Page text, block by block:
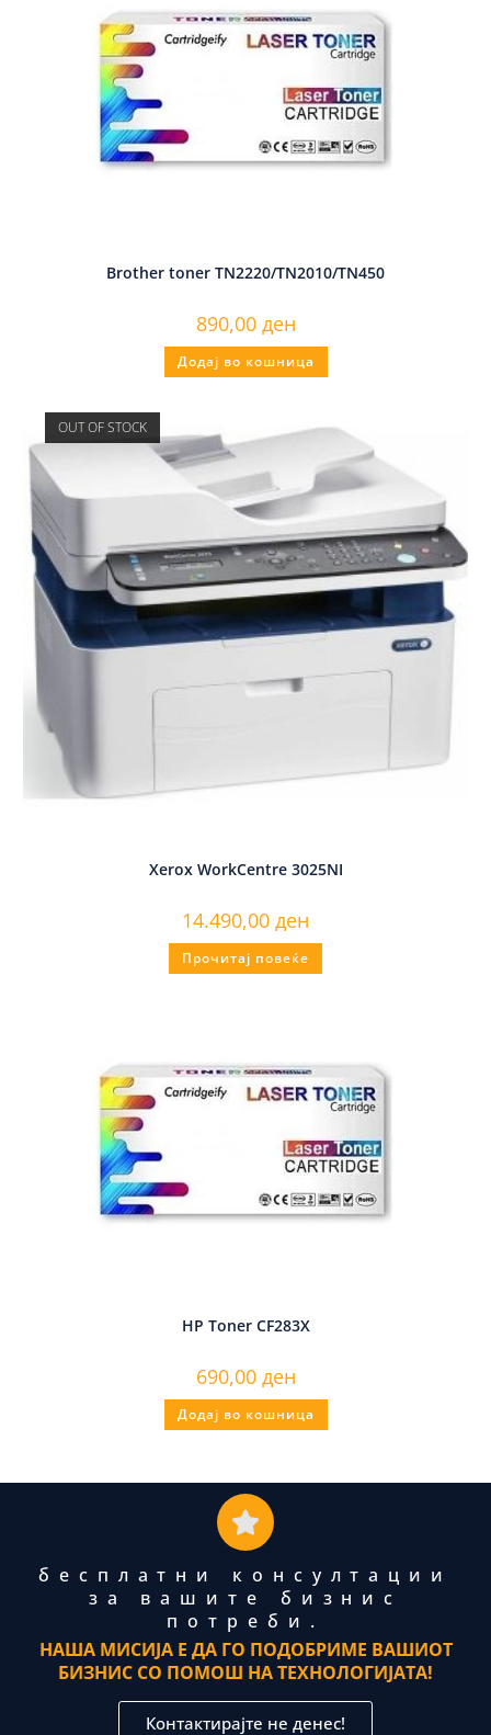
Brother toner TN2220/TN2010/TN450
890,00 ден
Додај во кошница
OUT OF STOCK
Xerox WorkCentre 3025NI
14.490,00 ден
Прочитај повеќе
HP Toner CF283X
690,00 ден
Додај во кошница
бесплатни консултации
за вашите бизнис
потреби.
НАША МИСИЈА Е ДА ГО ПОДОБРИМЕ ВАШИОТ
БИЗНИС СО ПОМОШ НА ТЕХНОЛОГИЈАТА!
Контактирајте не денес!